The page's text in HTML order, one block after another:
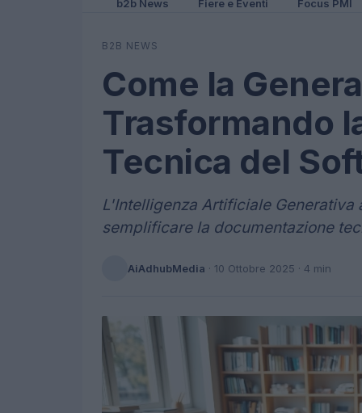
b2b News Fiere e Eventi Focus PMI
B2B NEWS
Come la
Trasformando
Tecnica del
L'Intelligenza Artificiale
semplificare la documentazione
AiAdhubMedia · 10 Ottobre 2025 · 4 min